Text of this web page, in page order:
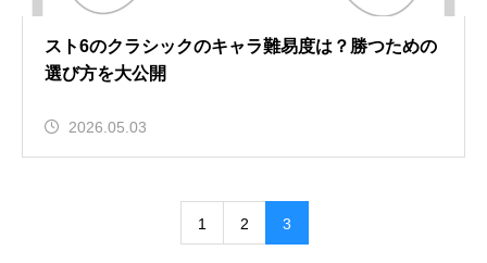
スト6のクラシックのキャラ難易度は？勝つための
選び方を大公開
2026.05.03
1 2 3